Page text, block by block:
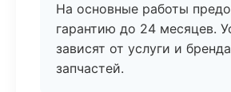
На основные работы
гарантию до 24 месяцев.
зависят от услуги и бренда
запчастей.